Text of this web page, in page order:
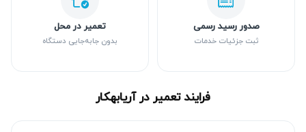
صدور رسید رسمی
ثبت جزئیات خدمات
تعمیر در محل
بدون جابه‌جایی دستگاه
فرایند تعمیر در آریابهکار